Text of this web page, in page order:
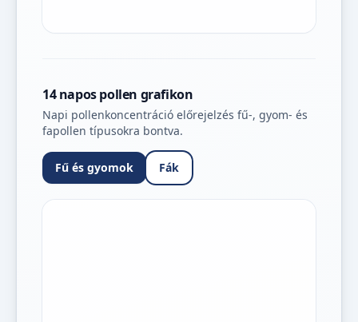
14 napos pollen grafikon
Napi pollenkoncentráció előrejelzés fű-, gyom- és
fapollen típusokra bontva.
Fű és gyomok Fák